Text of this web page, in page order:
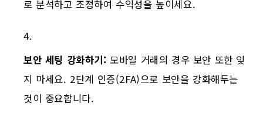
로 분석하고 조정하여 수익성을 높이세요.
보안 세팅 강화하기: 모바일 거래의 경우 보안 또한 잊
지 마세요. 2단계 인증(2FA)으로 보안을 강화해두는
것이 중요합니다.